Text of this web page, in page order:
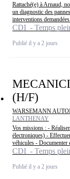
Rattaché(e) à Arnaud,
un diagnostic des
interventions demandées
CDI - Temps
Publié il y a 2 jours
(H/F)
WARSEMANN
LANTHENAY
Vos missions : -
électroniques) -
véhicules - Documenter
CDI - Temps
Publié il y a 2 jours